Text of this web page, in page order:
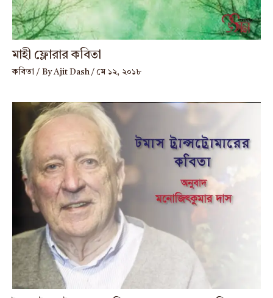
মাহী ফ্লোরার কবিতা
কবিতা / By Ajit Dash / মে ১২, ২০১৮